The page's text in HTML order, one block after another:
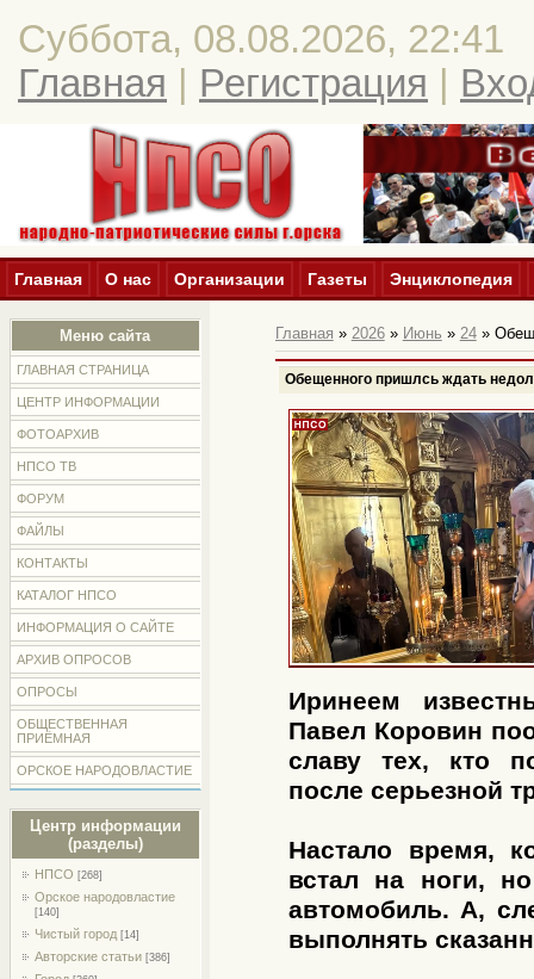
Суббота, 08.08.2026, 22:41
Главная
Регистрация
Главная О нас Организации Газеты Энциклопедия
Меню сайта
ГЛАВНАЯ СТРАНИЦА
ЦЕНТР ИНФОРМАЦИИ
ФОТОАРХИВ
НПСО ТВ
ФОРУМ
ФАЙЛЫ
КОНТАКТЫ
КАТАЛОГ НПСО
ИНФОРМАЦИЯ О САЙТЕ
АРХИВ ОПРОСОВ
ОПРОСЫ
ОБЩЕСТВЕННАЯ
ПРИЁМНАЯ
ОРСКОЕ НАРОДОВЛАСТИЕ
Центр информации
(разделы)
НПСО [268]
Орское народовластие
[140]
Чистый город [14]
Авторские статьи [386]
Главная » 2026 » Июнь » 24»
Обещенного пришлсь ждать
Иринеем
Павел Коровин
славу тех, кто
после серьезной
Настало время,
встал на ноги,
автомобиль. А,
выполнять